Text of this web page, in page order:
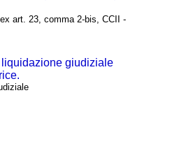
art. 23, comma 2-bis, CCII -
liquidazione giudiziale